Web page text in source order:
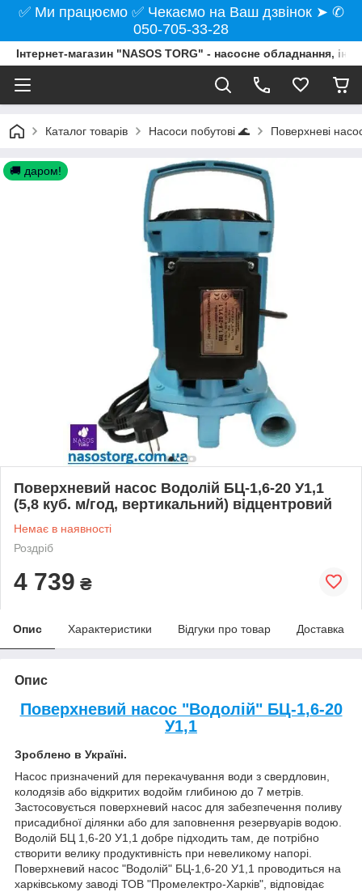
✅ Ми працюємо ✅ Чекаємо на Ваш дзвінок ➤ ✆
050-705-33-28
Інтернет-магазин "NASOS TORG" - насосне обладнання,
Каталог товарів Насоси побутові 🌊 Поверхневі
🚚 даром!
Поверхневий насос Водолій БЦ-1,6-20 У1,1
(5,8 куб. м/год, вертикальний) відцентровий
Немає в наявності
Роздріб
4 739 ₴
Опис Характеристики Відгуки про товар Доставка
Опис
Поверхневий насос "Водолій" БЦ-1,6-20
У1,1
Зроблено в Україні.
Насос призначений для перекачування води з свердловин,
колодязів або відкритих водойм глибиною до 7 метрів.
Застосовується поверхневий насос для забезпечення поливу
присадибної ділянки або для заповнення резервуарів водою.
Водолій БЦ 1,6-20 У1,1 добре підходить там, де потрібно
створити велику продуктивність при невеликому напорі.
Поверхневий насос "Водолій" БЦ-1,6-20 У1,1 проводиться на
харківському заводі ТОВ "Промелектро-Харків", відповідає